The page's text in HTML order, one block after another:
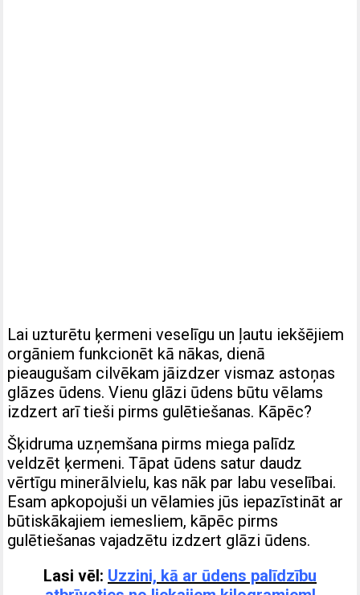
Lai uzturētu ķermeni veselīgu un ļautu iekšējiem
orgāniem funkcionēt kā nākas, dienā
pieaugušam cilvēkam jāizdzer vismaz astoņas
glāzes ūdens. Vienu glāzi ūdens būtu vēlams
izdzert arī tieši pirms gulētiešanas. Kāpēc?
Šķidruma uzņemšana pirms miega palīdz
veldzēt ķermeni. Tāpat ūdens satur daudz
vērtīgu minerālvielu, kas nāk par labu veselībai.
Esam apkopojuši un vēlamies jūs iepazīstināt ar
būtiskākajiem iemesliem, kāpēc pirms
gulētiešanas vajadzētu izdzert glāzi ūdens.
Lasi vēl: Uzzini, kā ar ūdens palīdzību